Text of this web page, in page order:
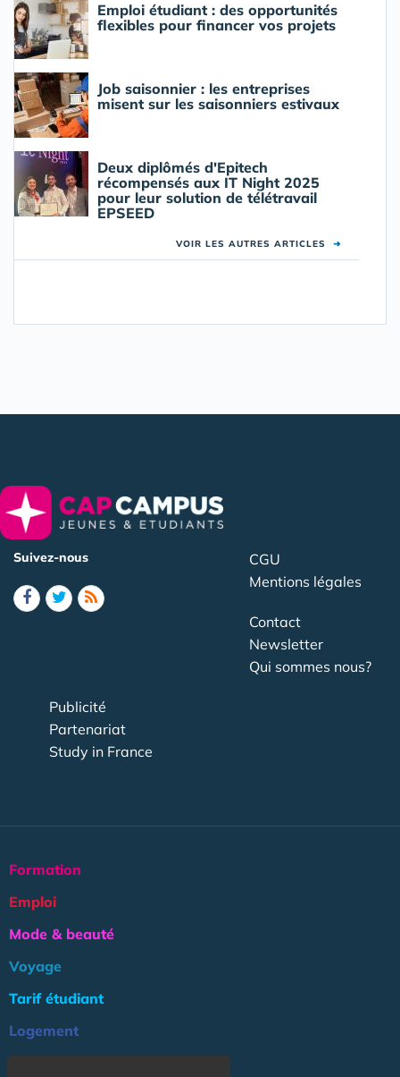
Emploi étudiant : des opportunités
flexibles pour financer vos projets
Job saisonnier : les entreprises
misent sur les saisonniers estivaux
Deux diplômés d'Epitech
récompensés aux IT Night 2025
pour leur solution de télétravail
EPSEED
VOIR LES AUTRES ARTICLES ➜
Suivez-nous
CGU
Mentions légales
Contact
Newsletter
Qui sommes nous?
Publicité
Partenariat
Study in France
Formation
Emploi
Mode & beauté
Voyage
Tarif étudiant
Logement